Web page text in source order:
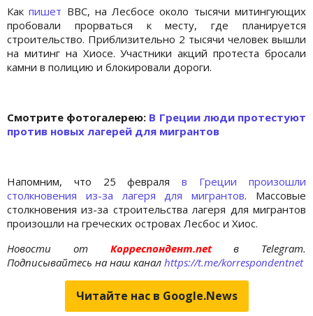
Какпишет ВВС, на Лесбосе около тысячи митингующих
пробовали прорваться к месту, где планируется
строительство. Приблизительно 2 тысячи человек вышли
на митинг на Хиосе. Участники акций протеста бросали
камни в полицию и блокировали дороги.
Cмотрите фотогалерею: В Греции люди протестуют
против новых лагерей для мигрантов
Напомним, что 25 февраляв Греции произошли
столкновения из-за лагеря для мигрантов. Массовые
столкновения из-за строительства лагеря для мигрантов
произошли на греческих островах Лесбос и Хиос.
Новости отКорреспондент.netв Telegram.
Подписывайтесь на наш канал https://t.me/korrespondentnet
Читайте нас в Google.News